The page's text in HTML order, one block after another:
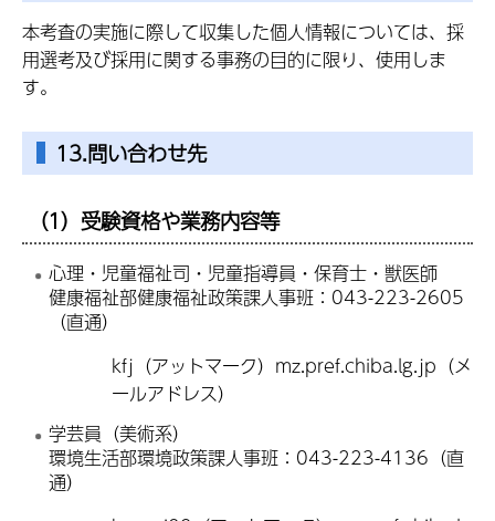
本考査の実施に際して収集した個人情報については、採
用選考及び採用に関する事務の目的に限り、使用しま
す。
13.問い合わせ先
（1）受験資格や業務内容等
心理・児童福祉司・児童指導員・保育士・獣医師
健康福祉部健康福祉政策課人事班：043-223-2605
（直通）
kfj（アットマーク）mz.pref.chiba.lg.jp（メ
ールアドレス）
学芸員（美術系）
環境生活部環境政策課人事班：043-223-4136（直
通）